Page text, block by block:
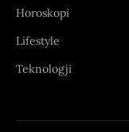
Horoskopi
Lifestyle
Teknologji